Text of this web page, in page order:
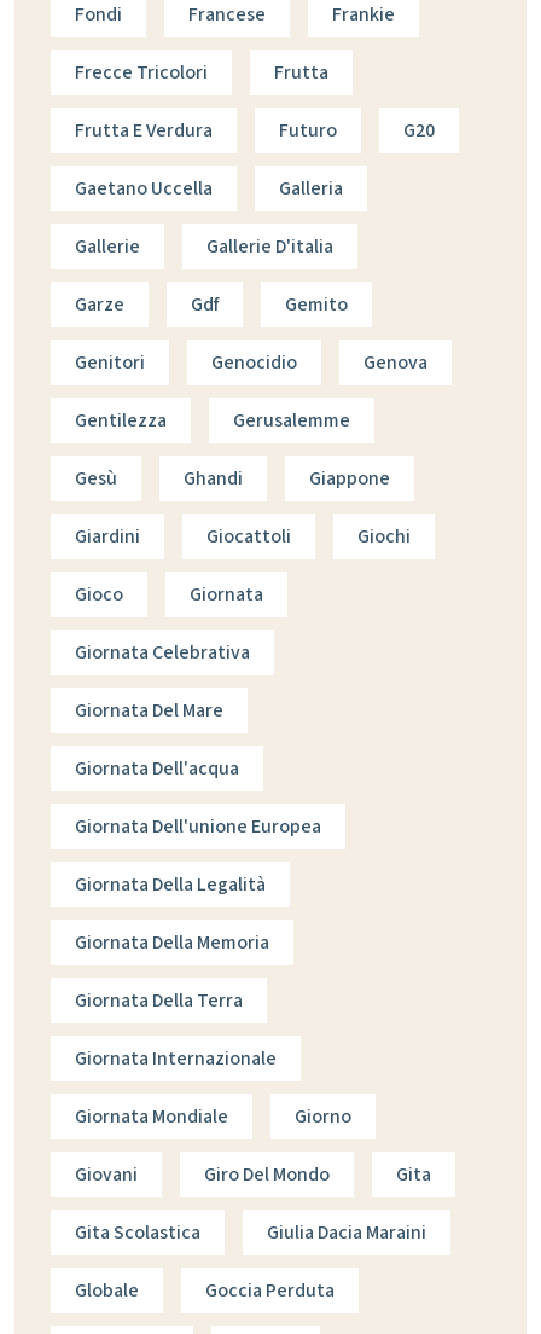
Fondi Francese Frankie
Frecce Tricolori Frutta
Frutta E Verdura Futuro G20
Gaetano Uccella Galleria
Gallerie Gallerie D'italia
Garze Gdf Gemito
Genitori Genocidio Genova
Gentilezza Gerusalemme
Gesù Ghandi Giappone
Giardini Giocattoli Giochi
Gioco Giornata
Giornata Celebrativa
Giornata Del Mare
Giornata Dell'acqua
Giornata Dell'unione Europea
Giornata Della Legalità
Giornata Della Memoria
Giornata Della Terra
Giornata Internazionale
Giornata Mondiale Giorno
Giovani Giro Del Mondo Gita
Gita Scolastica Giulia Dacia Maraini
Globale Goccia Perduta